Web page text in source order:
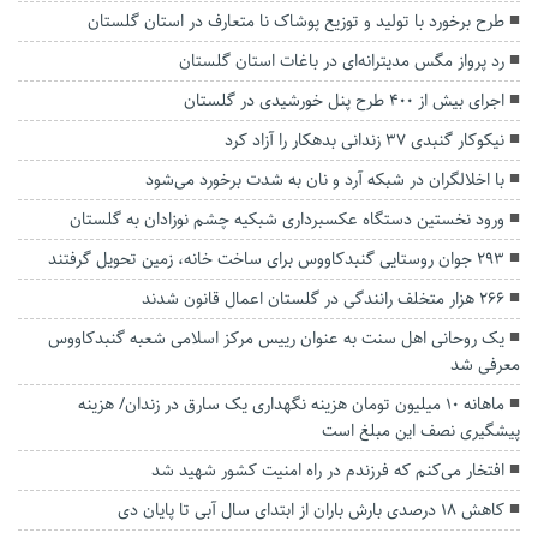
طرح برخورد با تولید و توزیع پوشاک نا متعارف در استان گلستان
رد پرواز مگس مدیترانه‌ای در باغات استان گلستان
اجرای بیش از ۴۰۰ طرح پنل خورشیدی در گلستان
نیکوکار گنبدی ۳۷ زندانی بدهکار را آزاد کرد
با اخلالگران در شبکه آرد و نان به شدت برخورد می‌شود
ورود نخستین دستگاه عکسبرداری شبکیه چشم نوزادان به گلستان
۲۹۳ جوان روستایی گنبدکاووس برای ساخت خانه، زمین تحویل گرفتند
۲۶۶ هزار متخلف رانندگی در گلستان اعمال قانون شدند
یک روحانی اهل سنت به عنوان رییس مرکز اسلامی شعبه گنبدکاووس
معرفی شد
ماهانه ۱۰ میلیون تومان هزینه نگهداری یک سارق در زندان/ هزینه
پیشگیری نصف این مبلغ است
افتخار می‌کنم که فرزندم در راه امنیت کشور شهید شد
کاهش ۱۸ درصدی بارش باران از ابتدای سال آبی تا پایان دی